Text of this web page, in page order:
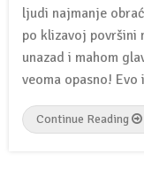
ljudi najmanje
po klizavoj površini
unazad i mahom
veoma opasno!
Continue Reading